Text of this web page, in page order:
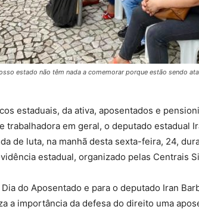
estado não têm nada a comemorar porque estão sendo
estaduais, da ativa, aposentados e
trabalhadora em geral, o deputado estadual
de luta, na manhã desta sexta-feira, 24,
estadual, organizado pelas Centrais
do Aposentado e para o deputado Iran
a importância da defesa do direito uma